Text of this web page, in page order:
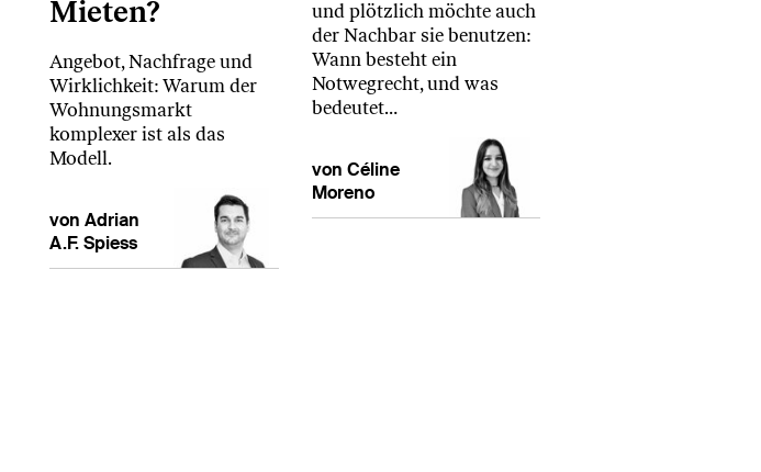
Mieten?
Angebot, Nachfrage und
Wirklichkeit: Warum der
Wohnungsmarkt
komplexer ist als das
Modell.
von Adrian
A.F. Spiess
und plötzlich möchte auch
der Nachbar sie benutzen:
Wann besteht ein
Notwegrecht, und was
bedeutet…
von Céline
Moreno